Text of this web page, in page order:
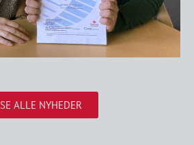
SE ALLE NYHEDER